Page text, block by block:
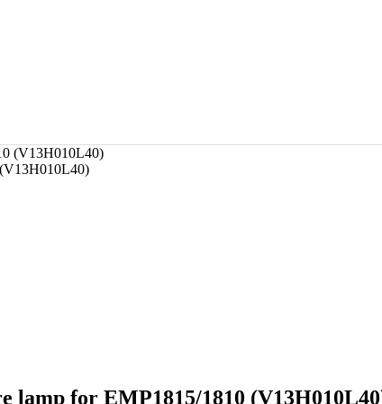
lamp for EMP1815/1810